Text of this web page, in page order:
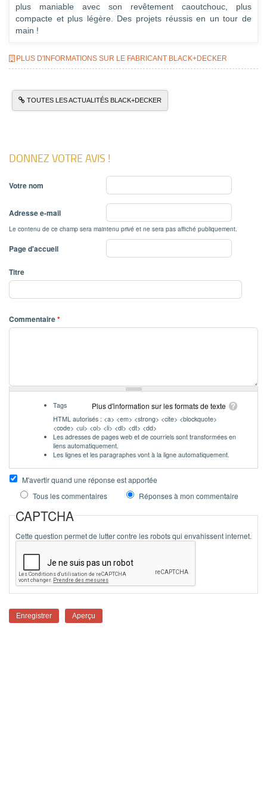
plus maniable avec son revêtement caoutchouc, plus
compacte et plus légère. Des projets réussis en un tour de
main !
PLUS D'INFORMATIONS SUR LE FABRICANT BLACK+DECKER
TOUTES LES ACTUALITÉS BLACK+DECKER
DONNEZ VOTRE AVIS !
Votre nom
Adresse e-mail
Le contenu de ce champ sera maintenu privé et ne sera pas affiché publiquement.
Page d'accueil
Titre
Commentaire*
Plus d'information sur les formats de texte
Tags
HTML autorisés : <a> <em> <strong> <cite> <blockquote>
<code> <ul> <ol> <li> <dl> <dt> <dd>
Les adresses de pages web et de courriels sont transformées en
liens automatiquement.
Les lignes et les paragraphes vont à la ligne automatiquement.
M'avertir quand une réponse est apportée
Tous les commentaires
Réponses à mon commentaire
CAPTCHA
Cette question permet de lutter contre les robots qui envahissent internet.